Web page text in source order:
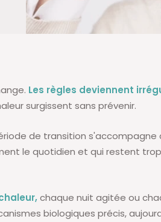
Les règles deviennent
surgissent sans prévenir.
de transition s'accompagne
le quotidien et qui restent
chaque nuit agitée ou
biologiques précis,